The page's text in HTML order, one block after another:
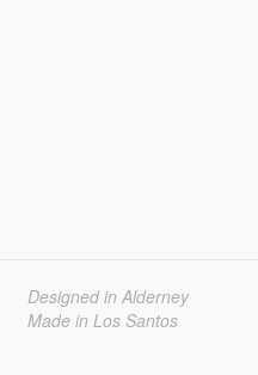
Designed in Alderney
Made in Los Santos